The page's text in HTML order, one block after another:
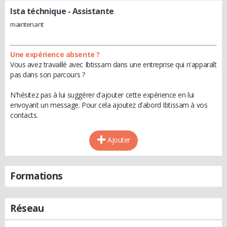
Ista téchnique - Assistante
maintenant
Une expérience absente ?
Vous avez travaillé avec Ibtissam dans une entreprise qui n'apparaît
pas dans son parcours ?
N'hésitez pas à lui suggérer d'ajouter cette expérience en lui
envoyant un message. Pour cela ajoutez d'abord Ibtissam à vos
contacts.
Ajouter
Formations
Réseau